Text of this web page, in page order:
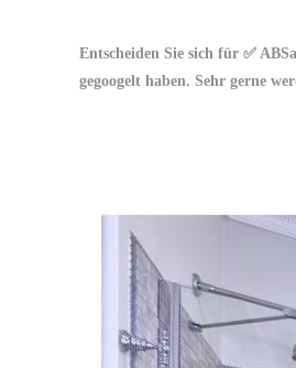
Entscheiden Sie sich für ✅
gegoogelt haben. Sehr gerne